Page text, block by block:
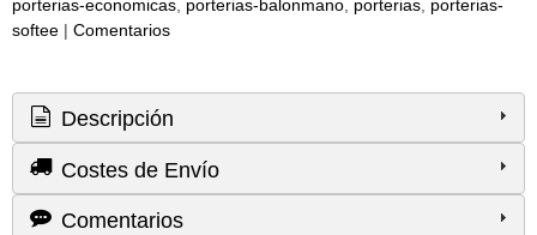
porterias-economicas porterias-balonmano porterias porterias-
softee | Comentarios
Descripción
Costes de Envío
Comentarios